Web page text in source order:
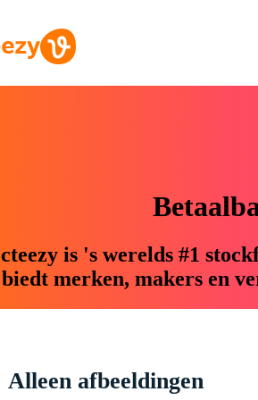
is 's werelds #1
biedt merken, makers en
Alleen afbeeldingen